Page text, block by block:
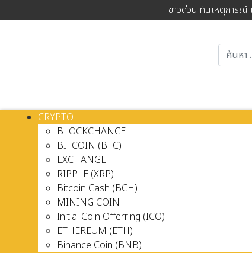
ข่าวด่วน ทันเหตุการณ์
CRYPTO
BLOCKCHANCE
BITCOIN (BTC)
EXCHANGE
RIPPLE (XRP)
Bitcoin Cash (BCH)
MINING COIN
Initial Coin Offerring (ICO)
ETHEREUM (ETH)
Binance Coin (BNB)